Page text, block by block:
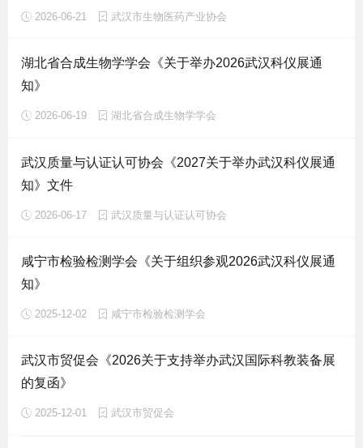
2026-06-21 武汉市生物医药产业协会
湖北省合成生物学学会《关于举办2026武汉科仪展通
知》
2026-06-19 湖北省合成生物学学会
武汉质量与认证认可协会《2027关于举办武汉科仪展通
知》文件
2026-06-17 武汉质量与认证认可协会
咸宁市检验检测学会《关于组织参观2026武汉科仪展通
知》
2025-12-02 咸宁市检验检测学会
武汉市贸促会《2026关于支持举办武汉国际科教装备展
的复函》
2025-12-01 武汉市贸促会